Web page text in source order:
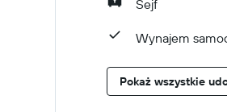
Sejf
Wynajem
Pokaż wszystkie